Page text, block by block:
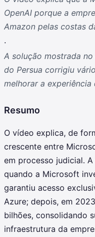
OpenAI porque a
Amazon pelas costas
.
A solução mostrada
do Persua corrigiu
melhorar a experiência
Resumo
O vídeo explica, de
crescente entre
em processo judicial.
quando a Microsoft
garantiu acesso
Azure; depois, em
bilhões, consolidando
infraestrutura da